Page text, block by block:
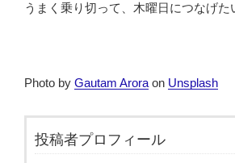
うまく乗り切って、木曜日につなげた
Photo by Gautam Arora on Unsplash
投稿者プロフィール